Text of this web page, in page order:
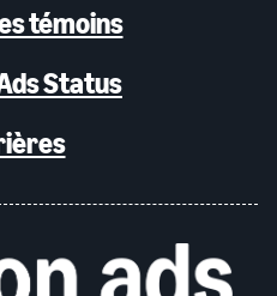
témoins
Status